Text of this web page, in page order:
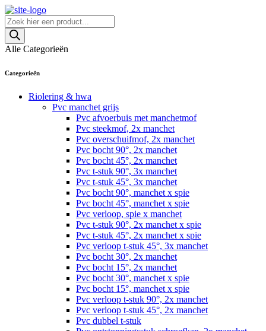
Skip
to
content
Producten
zoeken
Alle Categorieën
Categorieën
Riolering & hwa
Pvc manchet grijs
Pvc afvoerbuis met manchetmof
Pvc steekmof, 2x manchet
Pvc overschuifmof, 2x manchet
Pvc bocht 90°, 2x manchet
Pvc bocht 45°, 2x manchet
Pvc t-stuk 90°, 3x manchet
Pvc t-stuk 45°, 3x manchet
Pvc bocht 90°, manchet x spie
Pvc bocht 45°, manchet x spie
Pvc verloop, spie x manchet
Pvc t-stuk 90°, 2x manchet x spie
Pvc t-stuk 45°, 2x manchet x spie
Pvc verloop t-stuk 45°, 3x manchet
Pvc bocht 30°, 2x manchet
Pvc bocht 15°, 2x manchet
Pvc bocht 30°, manchet x spie
Pvc bocht 15°, manchet x spie
Pvc verloop t-stuk 90°, 2x manchet
Pvc verloop t-stuk 45°, 2x manchet
Pvc dubbel t-stuk